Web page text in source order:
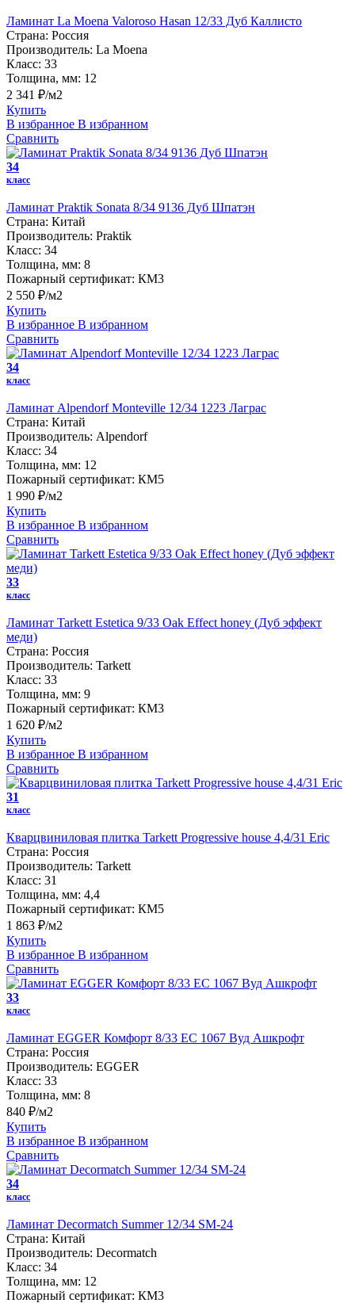
Ламинат La Moena Valoroso Hasan 12/33 Дуб Каллисто
Страна: Россия
Производитель: La Moena
Класс: 33
Толщина, мм: 12
2 341 ₽/м2
Купить
В избранное В избранном
Сравнить
34
класс
Ламинат Praktik Sonata 8/34 9136 Дуб Шпатэн
Страна: Китай
Производитель: Praktik
Класс: 34
Толщина, мм: 8
Пожарный сертификат: КМ3
2 550 ₽/м2
Купить
В избранное В избранном
Сравнить
34
класс
Ламинат Alpendorf Monteville 12/34 1223 Лаграс
Страна: Китай
Производитель: Alpendorf
Класс: 34
Толщина, мм: 12
Пожарный сертификат: КМ5
1 990 ₽/м2
Купить
В избранное В избранном
Сравнить
33
класс
Ламинат Tarkett Estetica 9/33 Oak Effect honey (Дуб эффект
меди)
Страна: Россия
Производитель: Tarkett
Класс: 33
Толщина, мм: 9
Пожарный сертификат: КМ3
1 620 ₽/м2
Купить
В избранное В избранном
Сравнить
31
класс
Кварцвиниловая плитка Tarkett Progressive house 4,4/31 Eric
Страна: Россия
Производитель: Tarkett
Класс: 31
Толщина, мм: 4,4
Пожарный сертификат: КМ5
1 863 ₽/м2
Купить
В избранное В избранном
Сравнить
33
класс
Ламинат EGGER Комфорт 8/33 EC 1067 Вуд Ашкрофт
Страна: Россия
Производитель: EGGER
Класс: 33
Толщина, мм: 8
840 ₽/м2
Купить
В избранное В избранном
Сравнить
34
класс
Ламинат Decormatch Summer 12/34 SM-24
Страна: Китай
Производитель: Decormatch
Класс: 34
Толщина, мм: 12
Пожарный сертификат: КМ3